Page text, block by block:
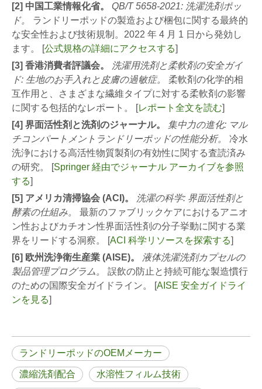
[2] 中国工業情報化省。 QB/T 5658-2021: 洗濯洗剤ポッ
ド。
ランドリーポッドの製造および梱包に関する最終的
な安全性および技術規制。2022 年 4 月 1 日から発効し
ます。 [公式規格の詳細にアクセスする]
[3] 香港消費者評議会。
洗濯用洗剤と柔軟剤の安全ガイ
ド: 生地のお手入れと皮膚の過敏症。
柔軟剤の化学的相
互作用と、さまざまな繊維タイプに対する柔軟剤の影響
に関する包括的なレポート。 [レポート全文を読む]
[4] 界面活性剤と洗剤のジャーナル。
集中力の進化: マル
チコンパートメントランドリーポッドの性能分析。
冷水
洗浄における高活性物質製剤の有効性に関する査読済み
の研究。 [Springer 経由でジャーナル アーカイブを参照
する]
[5] アメリカ清掃協会 (ACI)。
洗濯の科学: 界面活性剤と
酵素の仕組み。
最新のファブリックケアにおけるアニオ
ン性およびカチオン性界面活性剤の分子挙動に関する業
界をリードする洞察。 [ACI 科学リソースを探索する]
[6] 欧州洗浄衛生産業 (AISE)。
液体洗濯洗剤カプセルの
製品管理プログラム。
誤飲の防止と持続可能な製造慣行
のための国際安全ガイドライン。 [AISE 安全ガイドライ
ンを見る]
ランドリーポッドのOEMメーカー
濃縮洗剤配合 水溶性フィルム技術